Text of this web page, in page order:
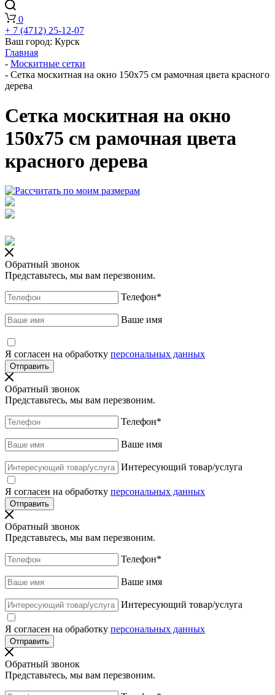
0
+ 7 (4712) 25-12-07
Ваш город: Курск
Главная
- Москитные сетки
- Сетка москитная на окно 150x75 см рамочная цвета красного
дерева
Сетка москитная на окно
150x75 см рамочная цвета
красного дерева
Обратный звонок
Представьтесь, мы вам перезвоним.
Телефон*
Ваше имя
Я согласен на обработку персональных данных
Обратный звонок
Представьтесь, мы вам перезвоним.
Телефон*
Ваше имя
Интересующий товар/услуга
Я согласен на обработку персональных данных
Обратный звонок
Представьтесь, мы вам перезвоним.
Телефон*
Ваше имя
Интересующий товар/услуга
Я согласен на обработку персональных данных
Обратный звонок
Представьтесь, мы вам перезвоним.